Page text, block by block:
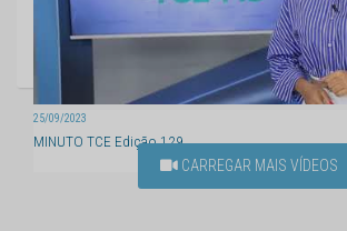
25/09/2023
MINUTO TCE Edição 129
CARREGAR MAIS VÍDEOS